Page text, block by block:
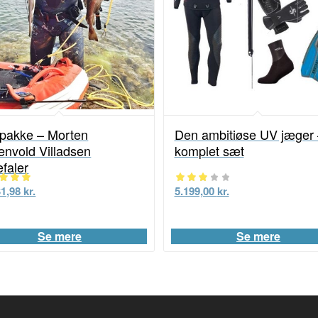
– Morten
Villadsen
5
kr.
Se mere
Den ambitiøse UV jæger
komplet sæt
Vurderet
ud af
5.199,00 kr.
Se mere